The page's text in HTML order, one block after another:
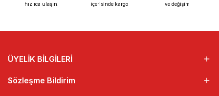
hızlıca ulaşın.
içerisinde kargo
ve değişim
ÜYELİK BİLGİLERİ
Sözleşme Bildirim